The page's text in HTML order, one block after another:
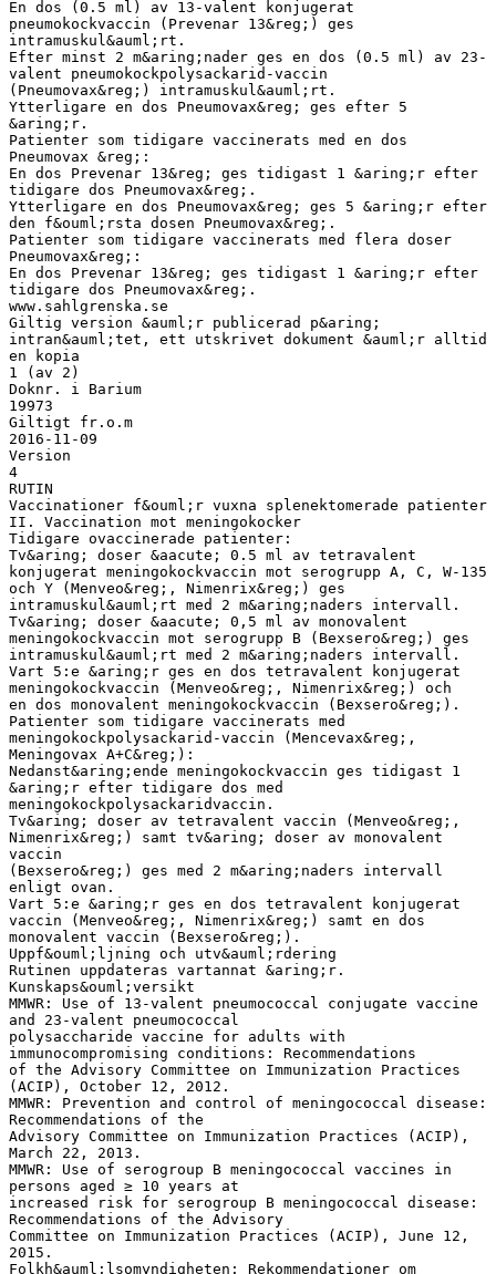
En dos (0.5 ml) av 13-valent konjugerat
pneumokockvaccin (Prevenar 13&reg;) ges
intramuskul&auml;rt.
Efter minst 2 m&aring;nader ges en dos (0.5 ml) av 23-
valent pneumokockpolysackarid-vaccin
(Pneumovax&reg;) intramuskul&auml;rt.
Ytterligare en dos Pneumovax&reg; ges efter 5
&aring;r.
Patienter som tidigare vaccinerats med en dos
Pneumovax &reg;:
En dos Prevenar 13&reg; ges tidigast 1 &aring;r efter
tidigare dos Pneumovax&reg;.
Ytterligare en dos Pneumovax&reg; ges 5 &aring;r efter
den f&ouml;rsta dosen Pneumovax&reg;.
Patienter som tidigare vaccinerats med flera doser
Pneumovax&reg;:
En dos Prevenar 13&reg; ges tidigast 1 &aring;r efter
tidigare dos Pneumovax&reg;.
www.sahlgrenska.se
Giltig version &auml;r publicerad p&aring;
intran&auml;tet, ett utskrivet dokument &auml;r alltid
en kopia
1 (av 2)
Doknr. i Barium
19973
Giltigt fr.o.m
2016-11-09
Version
4
RUTIN
Vaccinationer f&ouml;r vuxna splenektomerade patienter
II. Vaccination mot meningokocker
Tidigare ovaccinerade patienter:
Tv&aring; doser &aacute; 0.5 ml av tetravalent
konjugerat meningokockvaccin mot serogrupp A, C, W-135
och Y (Menveo&reg;, Nimenrix&reg;) ges
intramuskul&auml;rt med 2 m&aring;naders intervall.
Tv&aring; doser &aacute; 0,5 ml av monovalent
meningokockvaccin mot serogrupp B (Bexsero&reg;) ges
intramuskul&auml;rt med 2 m&aring;naders intervall.
Vart 5:e &aring;r ges en dos tetravalent konjugerat
meningokockvaccin (Menveo&reg;, Nimenrix&reg;) och
en dos monovalent meningokockvaccin (Bexsero&reg;).
Patienter som tidigare vaccinerats med
meningokockpolysackarid-vaccin (Mencevax&reg;,
Meningovax A+C&reg;):
Nedanst&aring;ende meningokockvaccin ges tidigast 1
&aring;r efter tidigare dos med
meningokockpolysackaridvaccin.
Tv&aring; doser av tetravalent vaccin (Menveo&reg;,
Nimenrix&reg;) samt tv&aring; doser av monovalent
vaccin
(Bexsero&reg;) ges med 2 m&aring;naders intervall
enligt ovan.
Vart 5:e &aring;r ges en dos tetravalent konjugerat
vaccin (Menveo&reg;, Nimenrix&reg;) samt en dos
monovalent vaccin (Bexsero&reg;).
Uppf&ouml;ljning och utv&auml;rdering
Rutinen uppdateras vartannat &aring;r.
Kunskaps&ouml;versikt
MMWR: Use of 13-valent pneumococcal conjugate vaccine
and 23-valent pneumococcal
polysaccharide vaccine for adults with
immunocompromising conditions: Recommendations
of the Advisory Committee on Immunization Practices
(ACIP), October 12, 2012.
MMWR: Prevention and control of meningococcal disease:
Recommendations of the
Advisory Committee on Immunization Practices (ACIP),
March 22, 2013.
MMWR: Use of serogroup B meningococcal vaccines in
persons aged ≥ 10 years at
increased risk for serogroup B meningococcal disease:
Recommendations of the Advisory
Committee on Immunization Practices (ACIP), June 12,
2015.
Folkh&auml;lsomyndigheten: Rekommendationer om